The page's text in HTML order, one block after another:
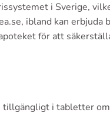
i Sverige,
ibland kan erbjuda
för att
tillgängligt i tabletter